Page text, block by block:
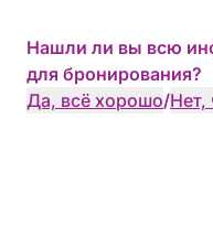
Нашли ли вы всю
для бронирования?
Да, всё хорошо/Нет,